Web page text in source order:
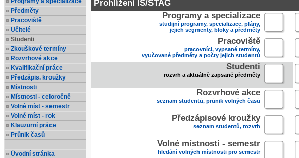
Předměty
Pracoviště
Učitelé
Studenti
Zkouškové termíny
Rozvrhové akce
Kvalifikační práce
Předzápis. kroužky
Místnosti
Místnosti - celoročně
Volné míst - semestr
Volné míst - rok
Klauzurní práce
Průnik časů
Úvodní stránka
Prohlížení IS/STAG
Programy a specializace
studijní programy, specializace, plány,
jejich segmenty, bloky a předměty
Pracoviště
pracovníci, vypsané termíny,
vyučované předměty a počty jejich studentů
Studenti
rozvrh a aktuálně zapsané předměty
Rozvrhové akce
seznam studentů, průnik volných časů
Předzápisové kroužky
seznam studentů, rozvrh
Volné místnosti - semestr
hledání volných místnosti pro semestr